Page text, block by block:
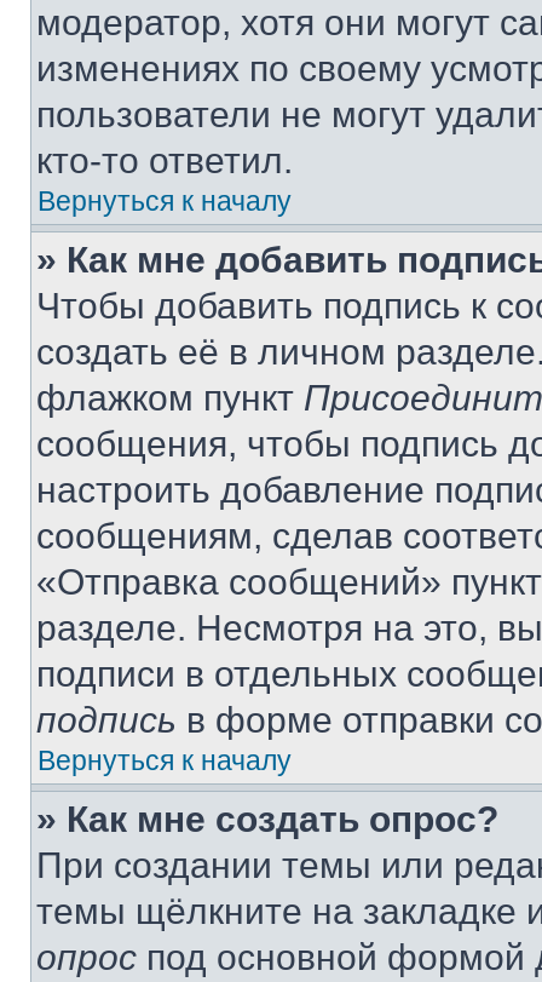
модератор, хотя они могут
изменениях по своему
пользователи не могут
кто-то ответил.
Вернуться к началу
» Как мне добавить
Чтобы добавить подпись к
создать её в личном
флажком пункт
сообщения, чтобы подпись
настроить добавление
сообщениям, сделав
«Отправка сообщений»
разделе. Несмотря на это,
подписи в отдельных
подпись в форме отправки
Вернуться к началу
» Как мне создать опрос?
При создании темы или
темы щёлкните на
опрос под основной формой